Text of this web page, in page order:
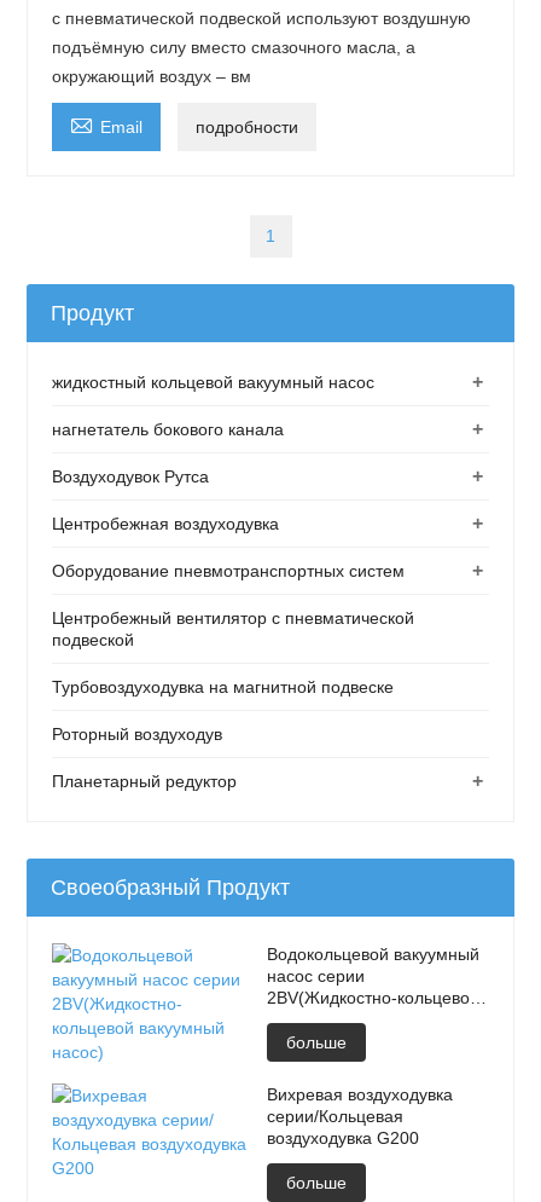
с пневматической подвеской используют воздушную
подъёмную силу вместо смазочного масла, а
окружающий воздух – вм
 Email подробности
1
Продукт
+
жидкостный кольцевой вакуумный насос
+
нагнетатель бокового канала
+
Воздуходувок Рутса
+
Центробежная воздуходувка
+
Оборудование пневмотранспортных систем
Центробежный вентилятор с пневматической
подвеской
Турбовоздуходувка на магнитной подвеске
Роторный воздуходув
+
Планетарный редуктор
Своеобразный Продукт
Водокольцевой вакуумный
насос серии
2BV(Жидкостно-кольцевой
вакуумный насос)
больше
Вихревая воздуходувка
серии/Кольцевая
воздуходувка G200
больше